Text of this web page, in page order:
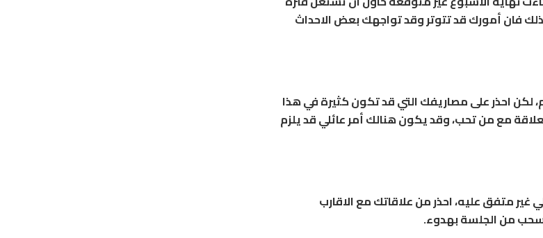
فان أمورك قد تتوتر وقد تواجهك بعض الاحداث
لكن احذر على مصاريفك التي قد تكون كثيرة في هذا
مع من تحب، وقد يكون هنالك أمر عائلي قد يلزم
متفق عليه، احذر من علاقاتك مع الاقارب
من الجلسة بهدوء.